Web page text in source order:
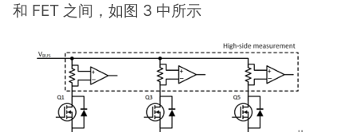
和 FET 之间，如图 3 中所示